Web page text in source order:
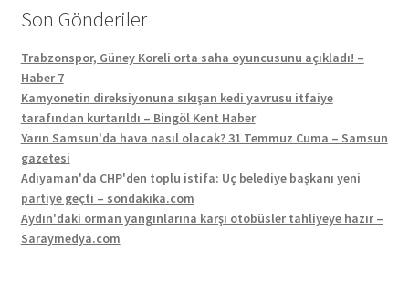
Son Gönderiler
Trabzonspor, Güney Koreli orta saha oyuncusunu açıkladı! –
Haber 7
Kamyonetin direksiyonuna sıkışan kedi yavrusu itfaiye
tarafından kurtarıldı – Bingöl Kent Haber
Yarın Samsun'da hava nasıl olacak? 31 Temmuz Cuma – Samsun
gazetesi
Adıyaman'da CHP'den toplu istifa: Üç belediye başkanı yeni
partiye geçti – sondakika.com
Aydın'daki orman yangınlarına karşı otobüsler tahliyeye hazır –
Saraymedya.com